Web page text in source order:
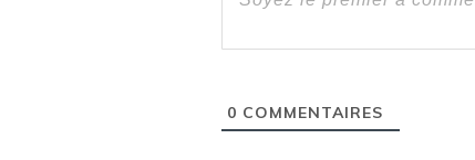
0 COMMENTAIRES